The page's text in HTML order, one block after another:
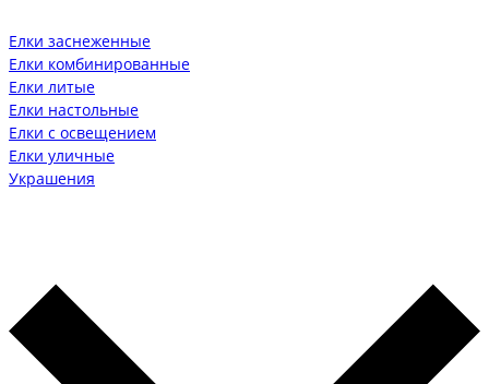
Елки заснеженные
Елки комбинированные
Елки литые
Елки настольные
Елки с освещением
Елки уличные
Украшения